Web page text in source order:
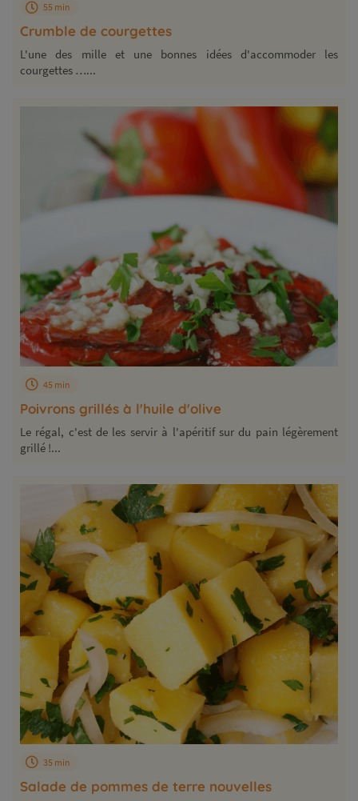
Crumble de courgettes
55 min
L'une des mille et une bonnes idées d'accommoder les
courgettes …...
Poivrons grillés à l'huile d'olive
45 min
Le régal, c'est de les servir à l'apéritif sur du pain légèrement
grillé !...
Salade de pommes de terre nouvelles
35 min